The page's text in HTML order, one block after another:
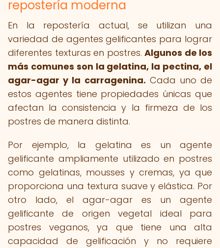
repostería moderna
En la repostería actual, se utilizan una
variedad de agentes gelificantes para lograr
diferentes texturas en postres. Algunos de los
más comunes son la gelatina, la pectina, el
agar-agar y la carragenina. Cada uno de
estos agentes tiene propiedades únicas que
afectan la consistencia y la firmeza de los
postres de manera distinta.
Por ejemplo, la gelatina es un agente
gelificante ampliamente utilizado en postres
como gelatinas, mousses y cremas, ya que
proporciona una textura suave y elástica. Por
otro lado, el agar-agar es un agente
gelificante de origen vegetal ideal para
postres veganos, ya que tiene una alta
capacidad de gelificación y no requiere